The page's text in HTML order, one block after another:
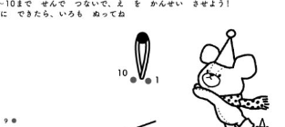
のがっこう しょくいんしつ
のがっこう 家庭科部